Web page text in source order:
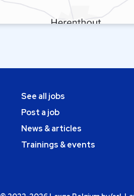
See all jobs
Post a job
News & articles
Trainings & events